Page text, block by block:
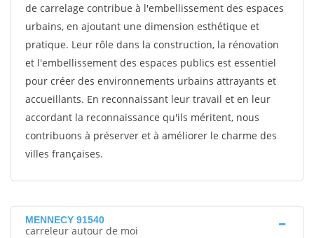
de carrelage contribue à l'embellissement des espaces
urbains, en ajoutant une dimension esthétique et
pratique. Leur rôle dans la construction, la rénovation
et l'embellissement des espaces publics est essentiel
pour créer des environnements urbains attrayants et
accueillants. En reconnaissant leur travail et en leur
accordant la reconnaissance qu'ils méritent, nous
contribuons à préserver et à améliorer le charme des
villes françaises.
MENNECY 91540
carreleur autour de moi